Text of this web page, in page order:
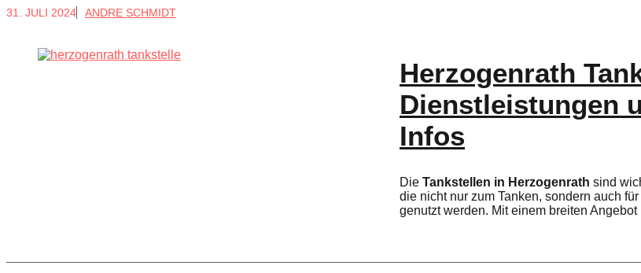
31. JULI 2024 ANDRE SCHMIDT
Herzogenrath
Dienstleistungen
Infos
Die Tankstellen in Herzogenrath sind
die nicht nur zum Tanken, sondern auch
genutzt werden. Mit einem breiten